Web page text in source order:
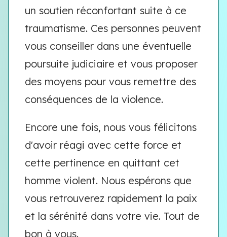
un soutien réconfortant suite à ce
traumatisme. Ces personnes peuvent
vous conseiller dans une éventuelle
poursuite judiciaire et vous proposer
des moyens pour vous remettre des
conséquences de la violence.
Encore une fois, nous vous félicitons
d'avoir réagi avec cette force et
cette pertinence en quittant cet
homme violent. Nous espérons que
vous retrouverez rapidement la paix
et la sérénité dans votre vie. Tout de
bon à vous.